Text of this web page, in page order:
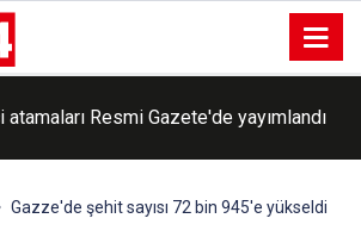
atamaları Resmi Gazete'de yayımlandı
Gazze'de şehit sayısı 72 bin 945'e yükseldi